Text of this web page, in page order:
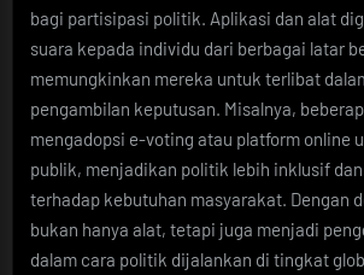
bagi partisipasi politik. Aplikasi dan alat
suara kepada individu dari berbagai latar
memungkinkan mereka untuk terlibat
pengambilan keputusan. Misalnya,
mengadopsi e-voting atau platform online
publik, menjadikan politik lebih inklusif
terhadap kebutuhan masyarakat. Dengan
bukan hanya alat, tetapi juga menjadi
dalam cara politik dijalankan di tingkat